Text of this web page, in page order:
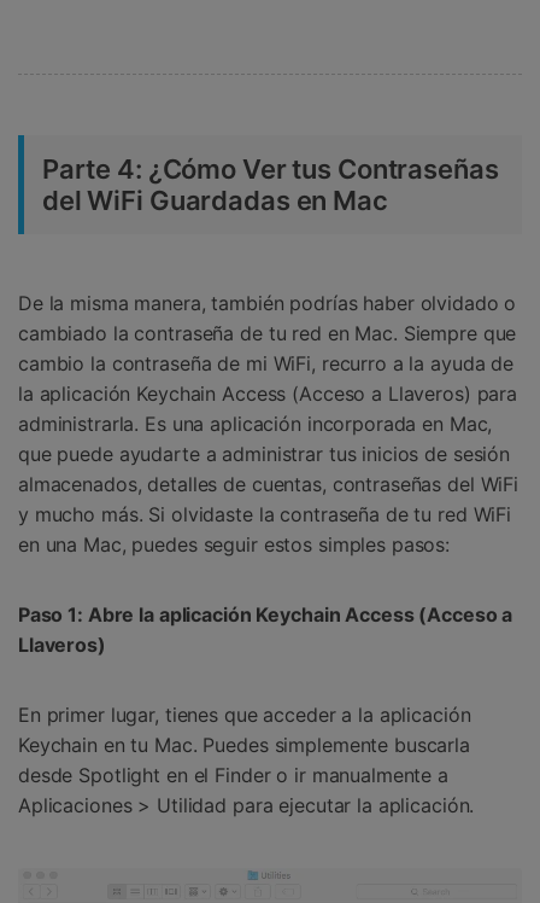
󠀰Parte 4: ¿Cómo Ver tus Contraseñas
del WiFi Guardadas en Mac
De la misma manera, también podrías haber olvidado o
cambiado la contraseña de tu red en Mac.󠀲󠀩󠀥󠀦󠀨󠀣󠀨󠀠󠀳󠀰 Siempre que
cambio la contraseña de mi WiFi, recurro a la ayuda de
la aplicación Keychain Access (Acceso a Llaveros) para
administrarla󠀲󠀩󠀥󠀦󠀨󠀣󠀨󠀡󠀳󠀰. Es una aplicación incorporada en Mac,
que puede ayudarte a administrar tus inicios de sesión
almacenados, detalles de cuentas, contraseñas del WiFi
y mucho más.󠀲󠀩󠀥󠀦󠀨󠀣󠀨󠀢󠀳󠀰 Si olvidaste la contraseña de tu red WiFi
en una Mac, puedes seguir estos simples pasos:󠀲󠀩󠀥󠀦󠀨󠀣󠀨󠀣󠀳
󠀰Paso 1: Abre la aplicación Keychain Access󠀲󠀩󠀥󠀦󠀨󠀣󠀨󠀤󠀳 (Acceso a
Llaveros)
En primer lugar, tienes que acceder a la aplicación
Keychain en tu Mac.󠀲󠀩󠀥󠀦󠀨󠀣󠀨󠀥󠀳󠀰 Puedes simplemente buscarla
desde Spotlight en el Finder o ir manualmente a
Aplicaciones > Utilidad para ejecutar la aplicación.